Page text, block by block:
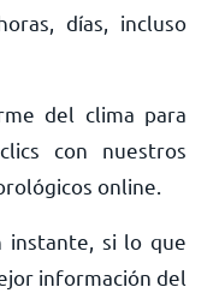
días, incluso
del clima para
con nuestros
online.
instante, si lo que
información del